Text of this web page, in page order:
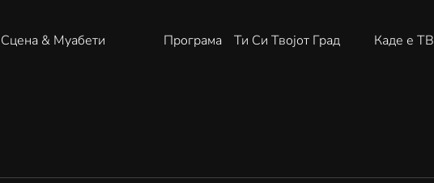
Сцена & Муабети Програма Ти Си Твојот Град Каде е